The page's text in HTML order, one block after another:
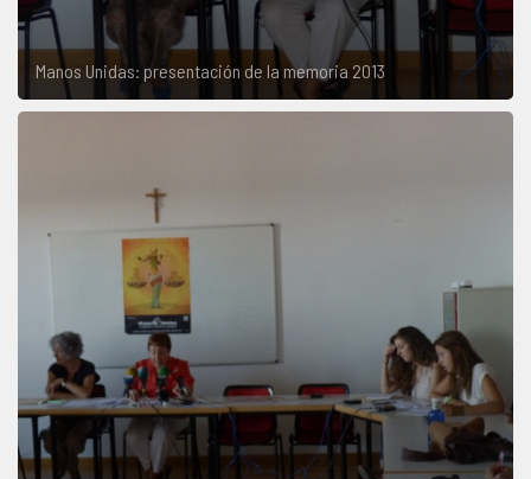
Manos Unidas: presentación de la memoria 2013